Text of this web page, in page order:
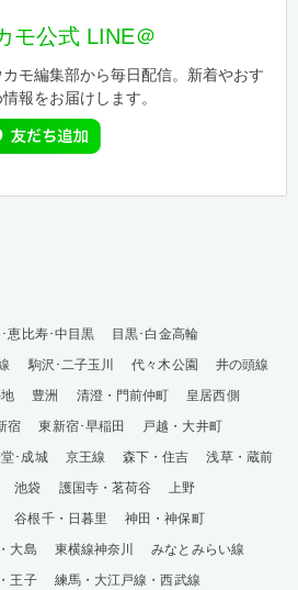
モ公式 LINE＠
カモ編集部から毎日配信。新着やおす
報をお届けします。
恵比寿･中目黒
目黒･白金高輪
駒沢･二子玉川 代々木公園
井の頭線
豊洲 清澄・門前仲町
皇居西側
宿 東新宿･早稲田
戸越・大井町
･成城 京王線 森下・住吉
浅草・蔵前
池袋 護国寺・茗荷谷
上野
谷根千・日暮里
神田・神保町
大島 東横線神奈川
みなとみらい線
王子
練馬・大江戸線・西武線